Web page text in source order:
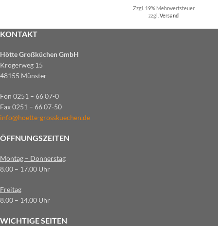
Zzgl. 19% Mehrwertsteuer
zzgl. Versand
KONTAKT
Hötte Großküchen GmbH
Krögerweg 15
48155 Münster
Fon 0251 – 66 07-0
Fax 0251 – 66 07-50
info@hoette-grosskuechen.de
ÖFFNUNGSZEITEN
Montag – Donnerstag
8.00 – 17.00 Uhr
Freitag
8.00 – 14.00 Uhr
WICHTIGE SEITEN